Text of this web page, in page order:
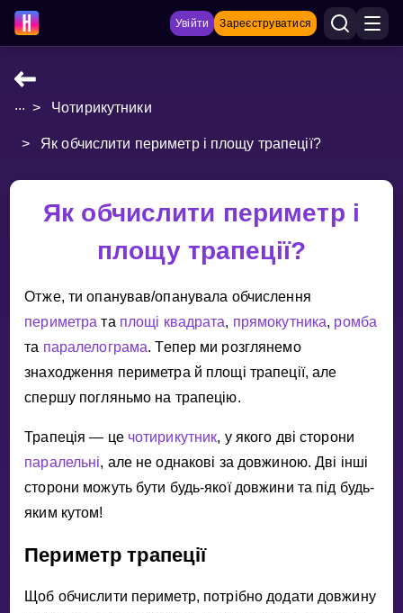
Увійти Зареєструватися
НАВЧАЛЬНІ МАТЕРІАЛИ
Curriculum
Показати більше
ІГРИ
Multiplication Master
Джуніор-матем
Показати більше
Invite a Friend
НАВЧАЛЬНИЙ ПЛАН
Select curriculum
Увійти
... > Чотирикутники
> Як обчислити периметр і площу трапеції?
Як обчислити периметр і
площу трапеції?
Отже, ти опанував/опанувала обчислення
периметра та площi квадрата, прямокутника, ромба
та паралелограма. Тепер ми розглянемо
знаходження периметра й площi трапецiї, але
спершу погляньмо на трапецiю.
Трапецiя — це чотирикутник, у якого двi сторони
паралельнi, але не однаковi за довжиною. Двi iншi
сторони можуть бути будь-якої довжини та пiд будь-
яким кутом!
Периметр трапецiї
Щоб обчислити периметр, потрiбно додати довжину